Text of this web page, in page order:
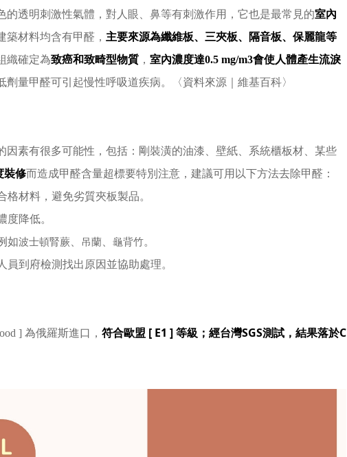
的透明刺激性氣體，對人眼、鼻等有刺激作用，它也是最常見的室內
築材料均含有甲醛， 主要來源為纖維板、三夾板、隔音板、保麗龍等
織確定為致癌和致畸型物質 ， 室內濃度達0.5 mg/m3會使人體產生流淚
劑量甲醛可引起慢性呼吸道疾病。〈資料來源｜維基百科〉
因素有很多可能性，包括：剛裝潢的油漆、壁紙、系統櫃板材、某些
裝修而造成甲醛含量超標要特別注意， 建議可用以下方法去除甲醛：
材料，避免劣質夾板製品。
降低。
如波士頓腎蕨、 吊蘭、 龜背竹。
員到府檢測找出原因並協助處理。
] 為俄羅斯進口， 符合歐盟 [ E1 ] 等級；經台灣SGS測試，結果落於C